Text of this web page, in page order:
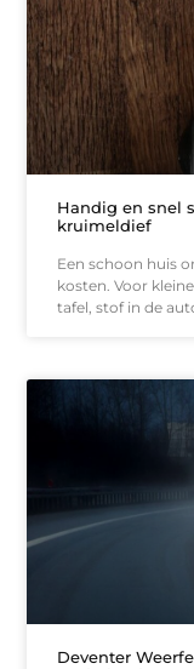
Handig en snel
kruimeldief
Een schoon huis
kosten. Voor
tafel, stof in de
Deventer